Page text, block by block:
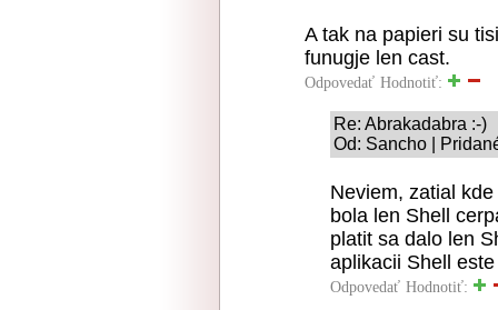
A tak na papieri su
funugje len cast.
Odpovedať Hodnotiť:
Re: Abrakadabra :-)
Od: Sancho |
Neviem, zatial
bola len Shell
platit sa dalo len
aplikacii Shell
Odpovedať Hodnotiť: